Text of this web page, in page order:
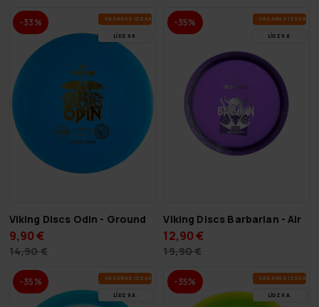
-33% VA­SA­RAS IZ­SKA­ŅA
LĪDZ 9.8.
Viking Discs Odin - Ground
9,90 €
14,90 €
-35% VA­SA­RAS IZ­SKA­ŅA
LĪDZ 9.8.
Viking Discs Barbarian - Air
12,90 €
19,90 €
-35% VA­SA­RAS IZ­SKA­ŅA
LĪDZ 9.8.
-35% VA­SA­RAS IZ­SKA­ŅA
LĪDZ 9.8.